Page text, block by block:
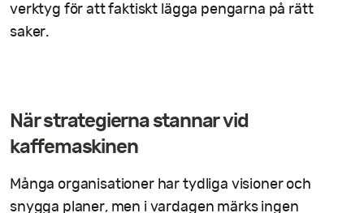
verktyg för att faktiskt lägga pengarna på rätt
saker.
När strategierna stannar vid
kaffemaskinen
Många organisationer har tydliga visioner och
snygga planer, men i vardagen märks ingen